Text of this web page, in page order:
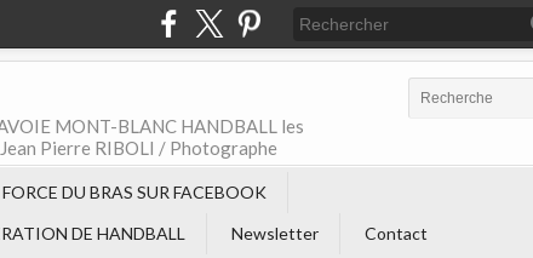
MONT-BLANC HANDBALL les
Pierre RIBOLI / Photographe
DU BRAS SUR FACEBOOK
DE HANDBALL Newsletter Contact